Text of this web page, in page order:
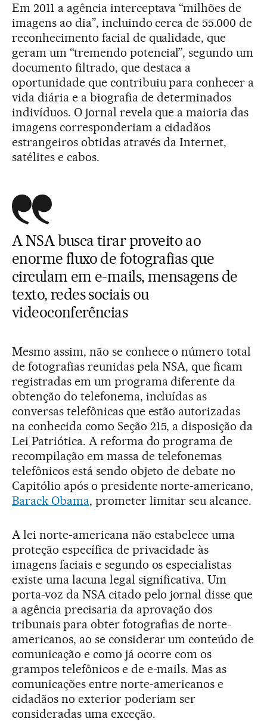
Em 2011 a agência interceptava “milhões de
imagens ao dia”, incluindo cerca de 55.000 de
reconhecimento facial de qualidade, que
geram um “tremendo potencial”, segundo um
documento filtrado, que destaca a
oportunidade que contribuiu para conhecer a
vida diária e a biografia de determinados
indivíduos. O jornal revela que a maioria das
imagens corresponderiam a cidadãos
estrangeiros obtidas através da Internet,
satélites e cabos.
A NSA busca tirar proveito ao
enorme fluxo de fotografias que
circulam em e-mails, mensagens de
texto, redes sociais ou
videoconferências
Mesmo assim, não se conhece o número total
de fotografias reunidas pela NSA, que ficam
registradas em um programa diferente da
obtenção do telefonema, incluídas as
conversas telefônicas que estão autorizadas
na conhecida como Seção 215, a disposição da
Lei Patriótica. A reforma do programa de
recompilação em massa de telefonemas
telefônicos está sendo objeto de debate no
Capitólio após o presidente norte-americano,
Barack Obama, prometer limitar seu alcance.
A lei norte-americana não estabelece uma
proteção específica de privacidade às
imagens faciais e segundo os especialistas
existe uma lacuna legal significativa. Um
porta-voz da NSA citado pelo jornal disse que
a agência precisaria da aprovação dos
tribunais para obter fotografias de norte-
americanos, ao se considerar um conteúdo de
comunicação e como já ocorre com os
grampos telefônicos e de e-mails. Mas as
comunicações entre norte-americanos e
cidadãos no exterior poderiam ser
consideradas uma exceção.